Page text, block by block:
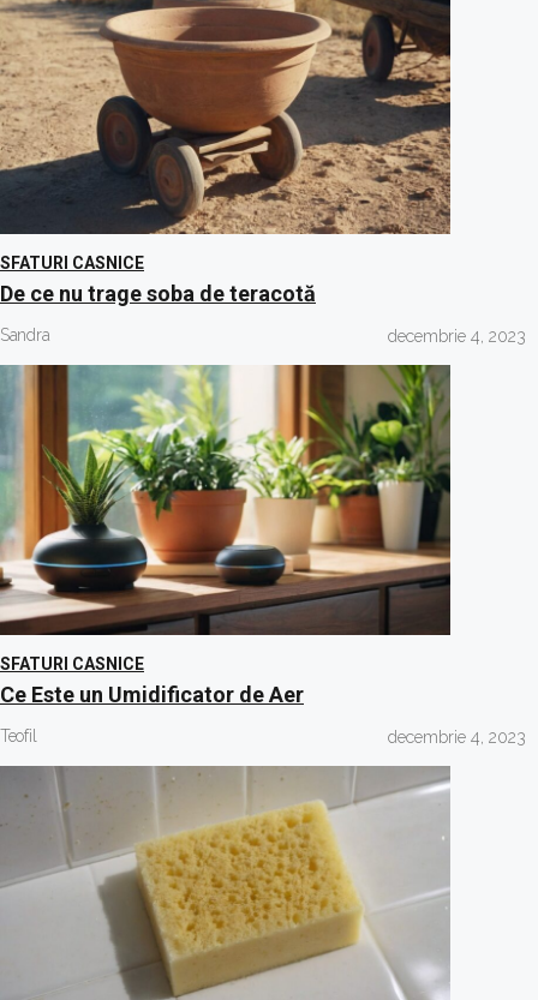
SFATURI CASNICE
De ce nu trage soba de teracotă
Sandra decembrie 4, 2023
SFATURI CASNICE
Ce Este un Umidificator de Aer
Teofil decembrie 4, 2023